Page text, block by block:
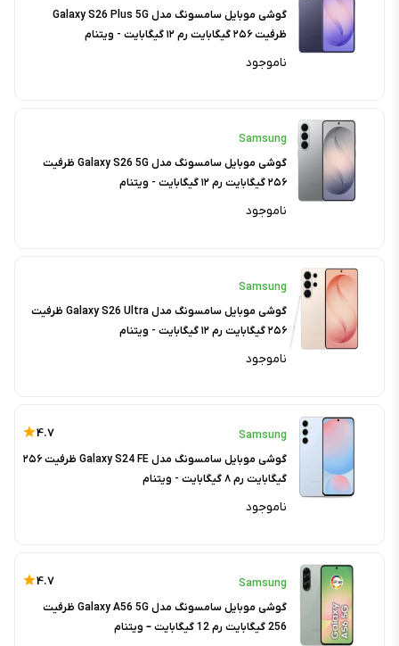
گوشی موبایل سامسونگ مدل Galaxy S26 Plus 5G
ظرفیت ۲۵۶ گیگابایت رم ۱۲ گیگابایت - ویتنام
ناموجود
Samsung
گوشی موبایل سامسونگ مدل Galaxy S26 5G ظرفیت
۲۵۶ گیگابایت رم ۱۲ گیگابایت - ویتنام
ناموجود
Samsung
گوشی موبایل سامسونگ مدل Galaxy S26 Ultra ظرفیت
۲۵۶ گیگابایت رم ۱۲ گیگابایت - ویتنام
ناموجود
Samsung
4.7
گوشی موبایل سامسونگ مدل Galaxy S24 FE ظرفیت ۲۵۶
گیگابایت رم ۸ گیگابایت - ویتنام
ناموجود
Samsung
4.7
گوشی موبایل سامسونگ مدل Galaxy A56 5G ظرفیت
256 گیگابایت رم 12 گیگابایت – ویتنام